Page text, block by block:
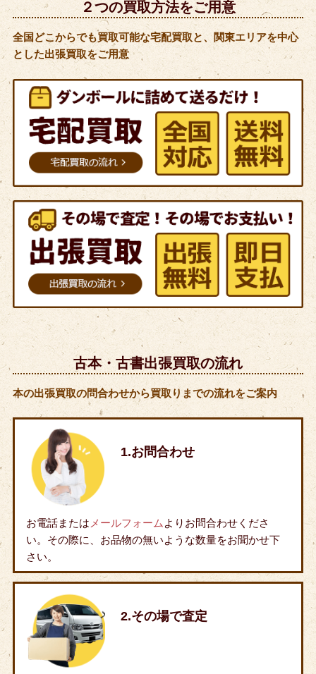
２つの買取方法をご用意
全国どこからでも買取可能な宅配買取と、関東エリアを中心
とした出張買取をご用意
古本・古書出張買取の流れ
本の出張買取の問合わせから買取りまでの流れをご案内
1.お問合わせ
お電話または メールフォーム よりお問合わせくださ
い。その際に、お品物の無いような数量をお聞かせ下
さい。
2.その場で査定